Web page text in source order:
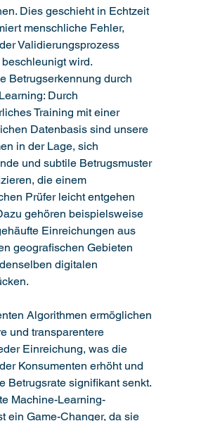
Dies geschieht in Echtzeit
menschliche Fehler,
Validierungsprozess
wird.
Betrugserkennung durch
Durch
Training mit einer
Datenbasis sind unsere
in der Lage, sich
und subtile Betrugsmuster
die einem
Prüfer leicht entgehen
gehören beispielsweise
Einreichungen aus
geografischen Gebieten
digitalen
Algorithmen ermöglichen
und transparentere
Einreichung, was die
Konsumenten erhöht und
Betrugsrate signifikant senkt.
Machine-Learning-
ein Game-Changer, da sie